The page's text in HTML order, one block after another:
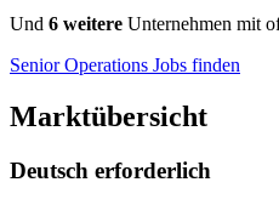
Und 6 weitere Unternehmen mit
Senior Operations Jobs finden
Marktübersicht
Deutsch erforderlich